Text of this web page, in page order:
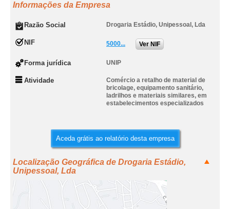
Informações da Empresa
Razão Social Drogaria Estádio, Unipessoal, Lda
NIF 5000... Ver NIF
Forma jurídica UNIP
Atividade
Comércio a retalho de material de
bricolage, equipamento sanitário,
ladrilhos e materiais similares, em
estabelecimentos especializados
Aceda grátis ao relatório desta empresa
Localização Geográfica de Drogaria Estádio,
Unipessoal, Lda